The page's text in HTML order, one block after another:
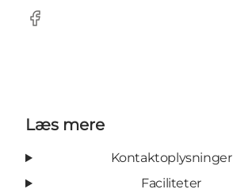
Facebook
Læs mere
Kontaktoplysninger
Faciliteter